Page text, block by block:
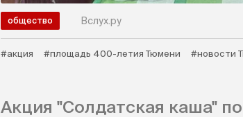
общество Вслух.ру
#акция #площадь 400-летия Тюмени #новости
Акция "Солдатская каша"